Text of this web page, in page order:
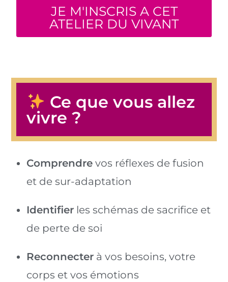
JE M'INSCRIS A CET
ATELIER DU VIVANT
Ce que vous allez
vivre ?
Comprendre vos réflexes de fusion
et de sur-adaptation
Identifier les schémas de sacrifice et
de perte de soi
Reconnecter à vos besoins, votre
corps et vos émotions